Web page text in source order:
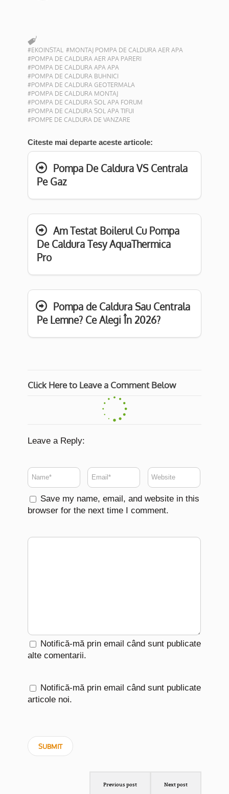
#EKOINSTAL #MONTAJ POMPA DE CALDURA AER APA
#POMPA DE CALDURA AER APA PARERI
#POMPA DE CALDURA APA APA
#POMPA DE CALDURA BUHNICI
#POMPA DE CALDURA GEOTERMALA
#POMPA DE CALDURA MONTAJ
#POMPA DE CALDURA SOL APA FORUM
#POMPA DE CALDURA SOL APA TIFUI
#POMPE DE CALDURA DE VANZARE
Citeste mai departe aceste articole:
Pompa De Caldura VS Centrala
Pe Gaz
Am Testat Boilerul Cu Pompa
De Caldura Tesy AquaThermica
Pro
Pompa de Caldura Sau Centrala
Pe Lemne? Ce Alegi În 2026?
Click Here to Leave a Comment Below
Leave a Reply:
Save my name, email, and website in this
browser for the next time I comment.
Notifică-mă prin email când sunt publicate
alte comentarii.
Notifică-mă prin email când sunt publicate
articole noi.
Previous post Next post